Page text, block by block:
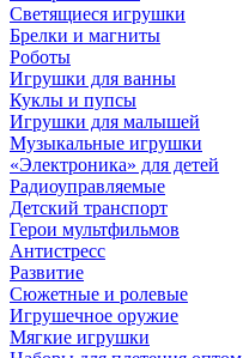
Светящиеся игрушки
Брелки и магниты
Роботы
Игрушки для ванны
Куклы и пупсы
Игрушки для малышей
Музыкальные игрушки
«Электроника» для детей
Радиоуправляемые
Детский транспорт
Герои мультфильмов
Антистресс
Развитие
Сюжетные и ролевые
Игрушечное оружие
Мягкие игрушки